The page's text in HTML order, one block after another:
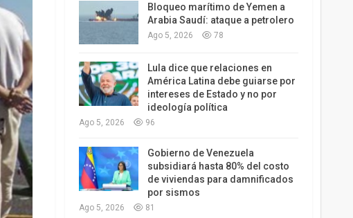
Bloqueo marítimo de Yemen a
Arabia Saudí: ataque a petrolero
Ago 5, 2026 78
Lula dice que relaciones en
América Latina debe guiarse por
intereses de Estado y no por
ideología política
Ago 5, 2026 96
Gobierno de Venezuela
subsidiará hasta 80% del costo
de viviendas para damnificados
por sismos
Ago 5, 2026 81